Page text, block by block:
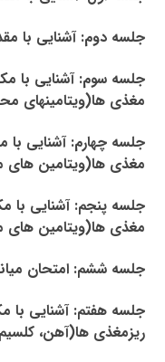
جلسه دوم: آشنایی با
جلسه سوم: آشنایی با
مغذی ها(ویتامینهای
جلسه چهارم: آشنایی با
مغذی ها(ویتامین های
جلسه پنجم: آشنایی با
مغذی ها(ویتامین های
جلسه ششم: امتحان
جلسه هفتم: آشنایی با
ریزمغذی ها(آهن،